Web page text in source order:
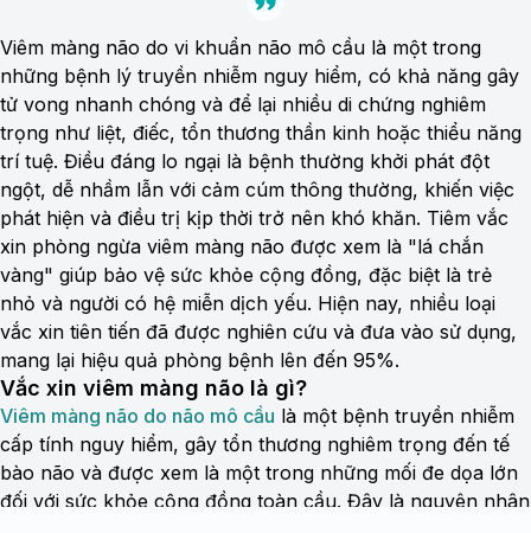
Viêm màng não do vi khuẩn não mô cầu là một trong
những bệnh lý truyền nhiễm nguy hiểm, có khả năng gây
tử vong nhanh chóng và để lại nhiều di chứng nghiêm
trọng như liệt, điếc, tổn thương thần kinh hoặc thiểu năng
trí tuệ. Điều đáng lo ngại là bệnh thường khởi phát đột
ngột, dễ nhầm lẫn với cảm cúm thông thường, khiến việc
phát hiện và điều trị kịp thời trở nên khó khăn. Tiêm vắc
xin phòng ngừa viêm màng não được xem là "lá chắn
vàng" giúp bảo vệ sức khỏe cộng đồng, đặc biệt là trẻ
nhỏ và người có hệ miễn dịch yếu. Hiện nay, nhiều loại
vắc xin tiên tiến đã được nghiên cứu và đưa vào sử dụng,
mang lại hiệu quả phòng bệnh lên đến 95%.
Vắc xin viêm màng não là gì?
Viêm màng não do não mô cầu là một bệnh truyền nhiễm
cấp tính nguy hiểm, gây tổn thương nghiêm trọng đến tế
bào não và được xem là một trong những mối đe dọa lớn
đối với sức khỏe cộng đồng toàn cầu. Đây là nguyên nhân